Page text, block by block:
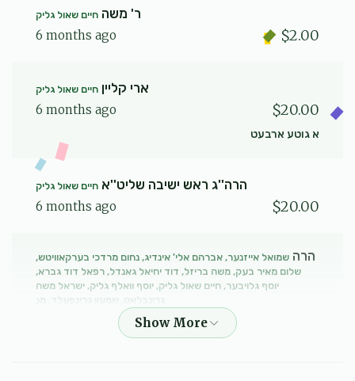
ר' משה חיים שאול גליק
6 months ago $2.00
ארי קליין חיים שאול גליק
6 months ago $20.00
א גוטע ארבעט
הרה''ג ראש ישיבה שליט''א חיים שאול גליק
6 months ago $20.00
הרה שמואל אייזנער, אברהם אלי' אינדיג, נחום מרדכי בערקאוויטש,
שלום מאיר בעק, משה בריזל, דוד יחיאל גאנדל, רפאל דוד גברא,
יוסף גלויבער, חיים שאול גליק, יוסף וואלף גליק, ישראל משה
גרינבלאט, שמעון גרינפעלד, מנ